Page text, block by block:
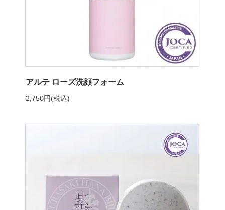
アルテ ローズ洗顔フォーム
2,750円(税込)